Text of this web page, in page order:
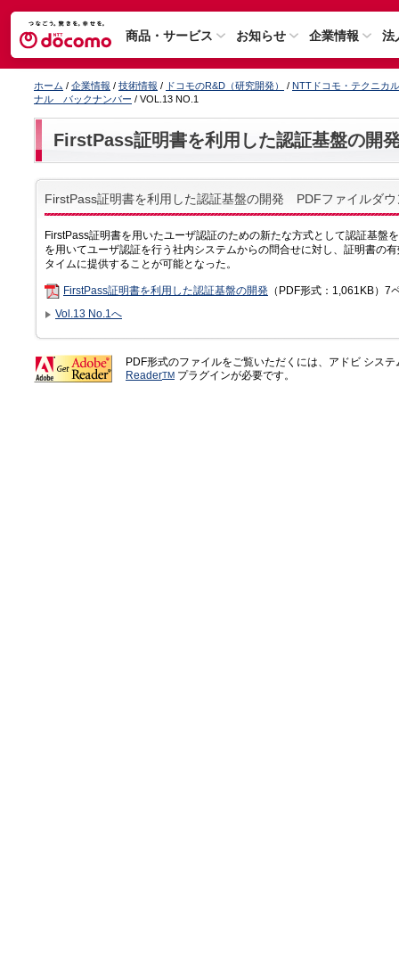
商品・サービス お知らせ 企業情報 法
ホーム / 企業情報 / 技術情報 / ドコモのR&D（研究開発） / NTTドコモ・テクニカ
ナル バックナンバー / VOL.13 NO.1
FirstPass証明書を利用した認証基盤の開
FirstPass証明書を利用した認証基盤の開発 PDFファイルダウ
FirstPass証明書を用いたユーザ認証のための新たな方式として認証基盤
を用いてユーザ認証を行う社内システムからの問合せに対し、証明書の
タイムに提供することが可能となった。
FirstPass証明書を利用した認証基盤の開発 （PDF形式：1,061KB）7
Vol.13 No.1へ
PDF形式のファイルをご覧いただくには、アドビ シス
ReaderTM プラグインが必要です。